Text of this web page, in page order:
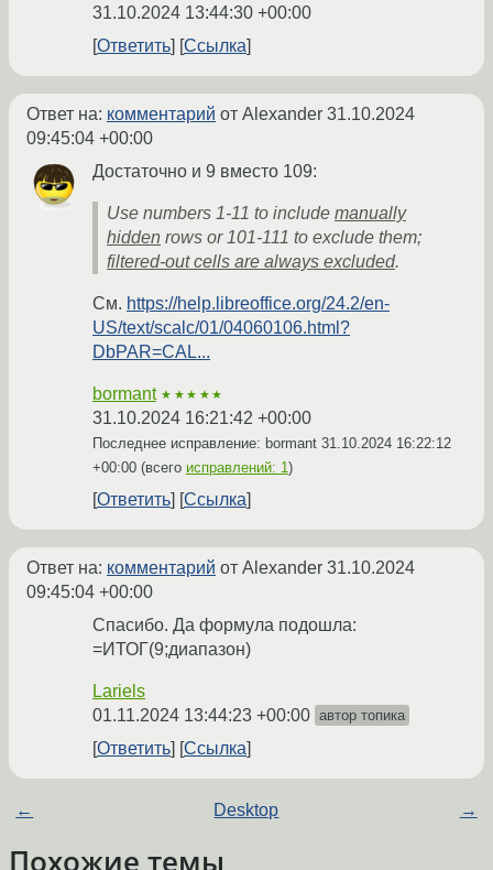
31.10.2024 13:44:30 +00:00
Ответить
Ссылка
Ответ на: комментарий от Alexander 31.10.2024
09:45:04 +00:00
Достаточно и 9 вместо 109:
Use numbers 1-11 to include manually
hidden rows or 101-111 to exclude them;
filtered-out cells are always excluded.
См. https://help.libreoffice.org/24.2/en-
US/text/scalc/01/04060106.html?
DbPAR=CAL...
bormant ★★★★★
31.10.2024 16:21:42 +00:00
Последнее исправление: bormant 31.10.2024 16:22:12
+00:00 (всего исправлений: 1)
Ответить Ссылка
Ответ на: комментарий от Alexander 31.10.2024
09:45:04 +00:00
Спасибо. Да формула подошла:
=ИТОГ(9;диапазон)
Lariels
01.11.2024 13:44:23 +00:00 автор топика
Ответить Ссылка
← Desktop →
Похожие темы